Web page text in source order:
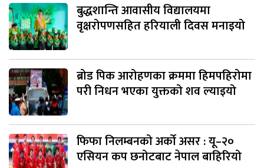
बुद्धशान्ति आवासीय विद्यालयमा
वृक्षरोपणसहित हरियाली दिवस मनाइयो
ब्रोड पिक आरोहणका क्रममा हिमपहिरोमा
परी निधन भएका युक्तको शव ल्याइयो
फिफा निलम्बनको अर्को असर : यू–२०
एसियन कप छनोटबाट नेपाल बाहिरियो